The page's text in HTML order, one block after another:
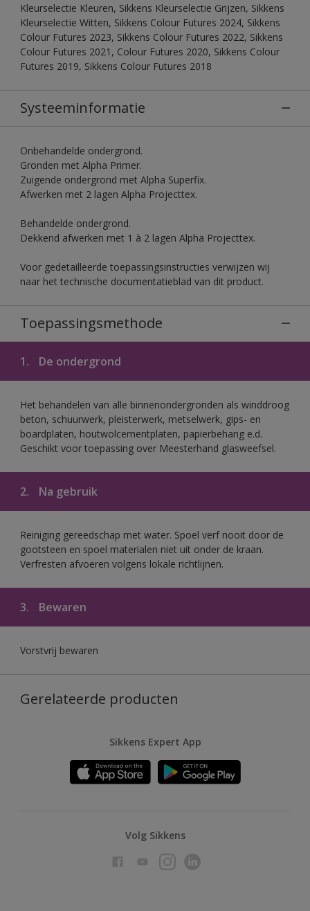
Kleurselectie Kleuren, Sikkens Kleurselectie Grijzen, Sikkens
Kleurselectie Witten, Sikkens Colour Futures 2024, Sikkens
Colour Futures 2023, Sikkens Colour Futures 2022, Sikkens
Colour Futures 2021, Colour Futures 2020, Sikkens Colour
Futures 2019, Sikkens Colour Futures 2018
Systeeminformatie
Onbehandelde ondergrond.
Gronden met Alpha Primer.
Zuigende ondergrond met Alpha Superfix.
Afwerken met 2 lagen Alpha Projecttex.
Behandelde ondergrond.
Dekkend afwerken met 1 à 2 lagen Alpha Projecttex.
Voor gedetailleerde toepassingsinstructies verwijzen wij
naar het technische documentatieblad van dit product.
Toepassingsmethode
1. De ondergrond
Het behandelen van alle binnenondergronden als winddroog
beton, schuurwerk, pleisterwerk, metselwerk, gips- en
boardplaten, houtwolcementplaten, papierbehang e.d.
Geschikt voor toepassing over Meesterhand glasweefsel.
2. Na gebruik
Reiniging gereedschap met water. Spoel verf nooit door de
gootsteen en spoel materialen niet uit onder de kraan.
Verfresten afvoeren volgens lokale richtlijnen.
3. Bewaren
Vorstvrij bewaren
Gerelateerde producten
Sikkens Expert App
Volg Sikkens